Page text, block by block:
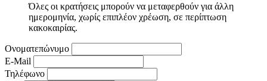
Όλες οι κρατήσεις μπορούν να μεταφερθούν για άλλη
ημερομηνία, χωρίς επιπλέον χρέωση, σε περίπτωση
κακοκαιρίας.
Ονοματεπώνυμο
E-Mail
Τηλέφωνο